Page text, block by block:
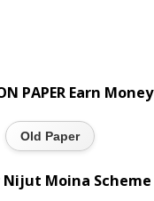
PAPER Earn Money
Old Paper
Moina Scheme